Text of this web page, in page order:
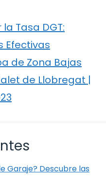
Tasa DGT:
Efectivas
de Zona Bajas
de Llobregat |
Garaje? Descubre las